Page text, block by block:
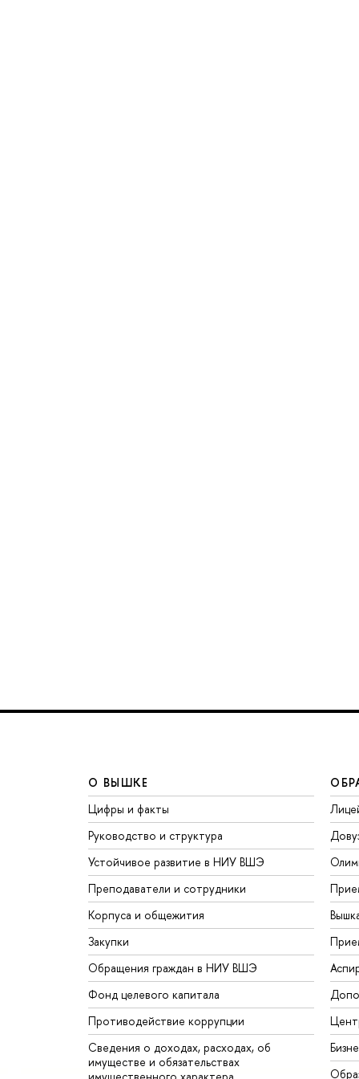
О ВЫШКЕ
Цифры и факты
Руководство и структура
Устойчивое развитие в НИУ ВШЭ
Преподаватели и сотрудники
Корпуса и общежития
Закупки
Обращения граждан в НИУ ВШЭ
Фонд целевого капитала
Противодействие коррупции
Сведения о доходах, расходах, об
имуществе и обязательствах